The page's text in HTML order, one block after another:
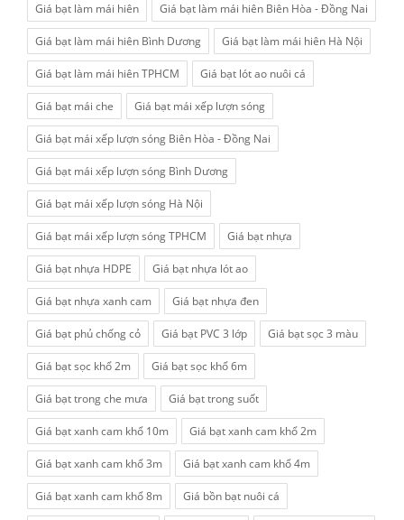
Giá bạt làm mái hiên Giá bạt làm mái hiên Biên Hòa - Đồng Nai
Giá bạt làm mái hiên Bình Dương Giá bạt làm mái hiên Hà Nội
Giá bạt làm mái hiên TPHCM Giá bạt lót ao nuôi cá
Giá bạt mái che Giá bạt mái xếp lượn sóng
Giá bạt mái xếp lượn sóng Biên Hòa - Đồng Nai
Giá bạt mái xếp lượn sóng Bình Dương
Giá bạt mái xếp lượn sóng Hà Nội
Giá bạt mái xếp lượn sóng TPHCM Giá bạt nhựa
Giá bạt nhựa HDPE Giá bạt nhựa lót ao
Giá bạt nhựa xanh cam Giá bạt nhựa đen
Giá bạt phủ chống cỏ Giá bạt PVC 3 lớp Giá bạt sọc 3 màu
Giá bạt sọc khổ 2m Giá bạt sọc khổ 6m
Giá bạt trong che mưa Giá bạt trong suốt
Giá bạt xanh cam khổ 10m Giá bạt xanh cam khổ 2m
Giá bạt xanh cam khổ 3m Giá bạt xanh cam khổ 4m
Giá bạt xanh cam khổ 8m Giá bồn bạt nuôi cá